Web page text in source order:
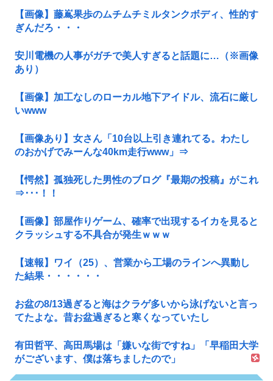
【画像】藤嶌果歩のムチムチミルタンクボディ、性的す
ぎんだろ・・・
安川電機の人事がガチで美人すぎると話題に…（※画像
あり）
【画像】加工なしのローカル地下アイドル、流石に厳し
いwww
【画像あり】女さん「10台以上引き連れてる。わたし
のおかげでみーんな40km走行www」⇒
【愕然】孤独死した男性のブログ『最期の投稿』がこれ
⇒･･･！！
【画像】部屋作りゲーム、確率で出現するイカを見ると
クラッシュする不具合が発生ｗｗｗ
【速報】ワイ（25）、営業から工場のラインへ異動し
た結果・・・・・・
お盆の8/13過ぎると海はクラゲ多いから泳げないと言っ
てたよな。昔お盆過ぎると寒くなっていたし
有田哲平、高田馬場は「嫌いな街ですね」「早稲田大学
がございます、僕は落ちましたので」